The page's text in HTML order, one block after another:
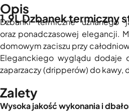
1,9L Dzbanek termiczny
Opis
Dzbanki termiczne
oraz ponadczasowej elegancji.
domowym zaciszu przy
Eleganckiego wyglądu dodaje
zaparzaczy (dripperów) do kawy,
Zalety
Wysoka jakość wykonania i